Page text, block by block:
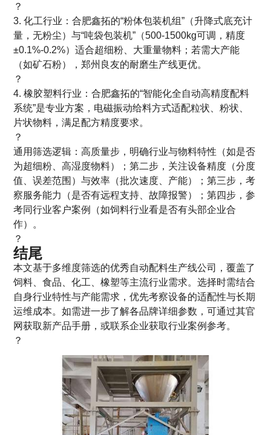
？
3. 化工行业：合肥鑫拓的“粉体包装机组”（升降式底充计
量，无粉尘）与“吨袋包装机”（500-1500kg可调，精度
±0.1%-0.2%）适合超细粉、大重量物料；若需大产能
（如矿石粉），郑州良友的耐磨生产线更优。
？
4. 橡胶塑料行业：合肥鑫拓的“智能化全自动高精度配料
系统”是专业方案，电磁振动给料方式适配粒状、粉状、
片状物料，满足配方精度要求。
？
通用筛选逻辑：高质量步，明确行业与物料特性（如是否
为超细粉、高湿度物料）；第二步，关注设备精度（分度
值、误差范围）与效率（批次速度、产能）；第三步，考
察服务能力（是否有远程支持、故障报警）；第四步，参
考同行业客户案例（如饲料行业看是否有头部企业合
作）。
？
结尾
本文基于多维度筛选的优秀自动配料生产线公司，覆盖了
饲料、食品、化工、橡塑等主流行业需求。选择时需结合
自身行业特性与产能需求，优先考察设备的适配性与长期
运维成本。如需进一步了解各品牌详细参数，可通过其官
网获取新产品手册，或联系企业获取行业案例参考。
？